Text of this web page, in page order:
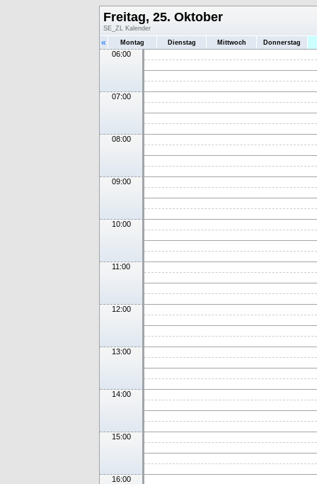
Freitag, 25. Oktober
SE_ZL Kalender
« Montag Dienstag Mittwoch Donnerstag
06:00
07:00
08:00
09:00
10:00
11:00
12:00
13:00
14:00
15:00
16:00